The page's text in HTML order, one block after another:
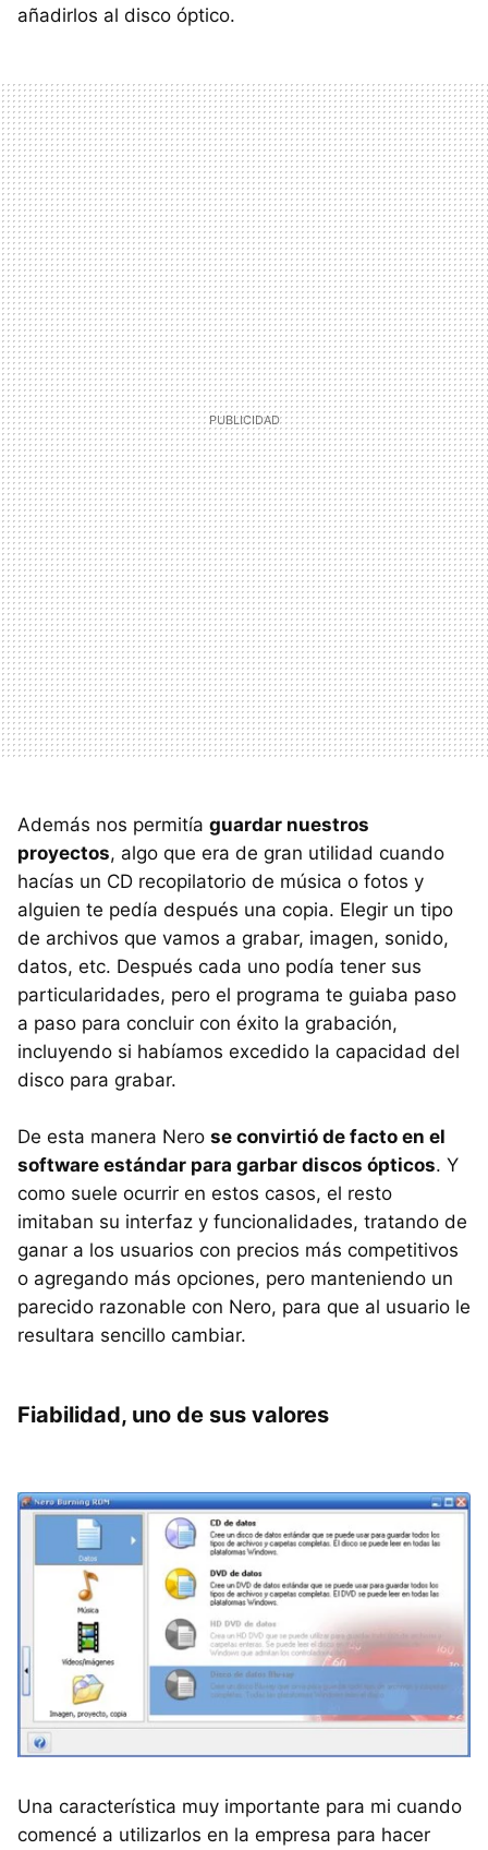
añadirlos al disco óptico.
Además nos permitía guardar nuestros
proyectos, algo que era de gran utilidad cuando
hacías un CD recopilatorio de música o fotos y
alguien te pedía después una copia. Elegir un tipo
de archivos que vamos a grabar, imagen, sonido,
datos, etc. Después cada uno podía tener sus
particularidades, pero el programa te guiaba paso
a paso para concluir con éxito la grabación,
incluyendo si habíamos excedido la capacidad del
disco para grabar.
De esta manera Nero se convirtió de facto en el
software estándar para garbar discos ópticos. Y
como suele ocurrir en estos casos, el resto
imitaban su interfaz y funcionalidades, tratando de
ganar a los usuarios con precios más competitivos
o agregando más opciones, pero manteniendo un
parecido razonable con Nero, para que al usuario le
resultara sencillo cambiar.
Fiabilidad, uno de sus valores
Una característica muy importante para mi cuando
comencé a utilizarlos en la empresa para hacer